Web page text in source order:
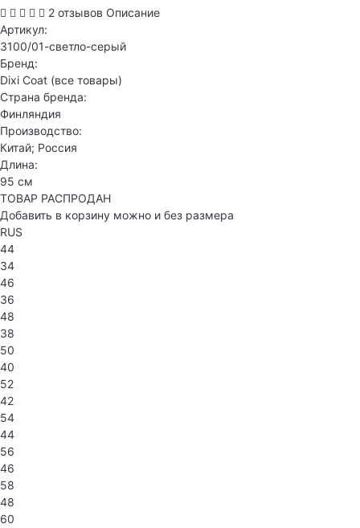
2 отзывов Описание
Артикул:
3100/01-светло-серый
Бренд:
Dixi Coat (все товары)
Страна бренда:
Финляндия
Производство:
Китай; Россия
Длина:
95 см
ТОВАР РАСПРОДАН
Добавить в корзину можно и без размера
RUS
44
34
46
36
48
38
50
40
52
42
54
44
56
46
58
48
60